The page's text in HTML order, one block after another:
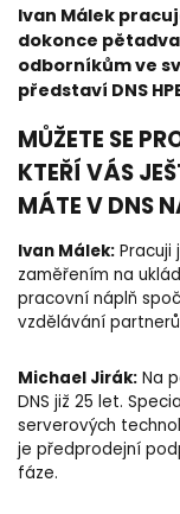
Ivan Málek
dokonce
odborníkům ve
představí DNS
MŮŽETE SE
KTEŘÍ VÁS
MÁTE V DNS
Ivan Málek:Pracuji
zaměřením na
pracovní náplň
vzdělávání
Michael Jirák:Na
DNS již 25 let.
serverových
je předprodejní
fáze.